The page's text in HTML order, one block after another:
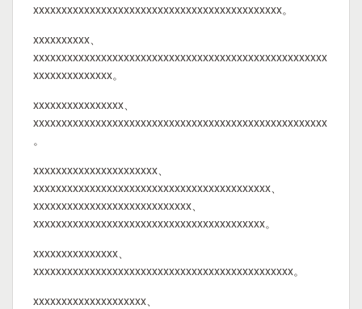
xxxxxxxxxxxxxxxxxxxxxxxxxxxxxxxxxxxxxxxxxxxx。
xxxxxxxxxx、
xxxxxxxxxxxxxxxxxxxxxxxxxxxxxxxxxxxxxxxxxxxxxxxxxxxx
xxxxxxxxxxxxxx。
xxxxxxxxxxxxxxxx、
xxxxxxxxxxxxxxxxxxxxxxxxxxxxxxxxxxxxxxxxxxxxxxxxxxxx
。
xxxxxxxxxxxxxxxxxxxxxx、
xxxxxxxxxxxxxxxxxxxxxxxxxxxxxxxxxxxxxxxxxx、
xxxxxxxxxxxxxxxxxxxxxxxxxxxx、
xxxxxxxxxxxxxxxxxxxxxxxxxxxxxxxxxxxxxxxxx。
xxxxxxxxxxxxxxx、
xxxxxxxxxxxxxxxxxxxxxxxxxxxxxxxxxxxxxxxxxxxxxx。
xxxxxxxxxxxxxxxxxxxx、